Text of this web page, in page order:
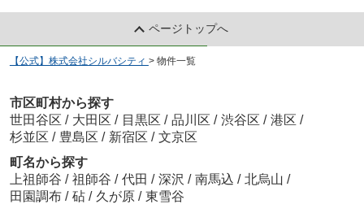
ページトップへ
【公式】株式会社シルバシティ > 物件一覧
市区町村から探す
世田谷区 / 大田区 / 目黒区 / 品川区 / 渋谷区 / 港区 /
杉並区 / 豊島区 / 新宿区 / 文京区
町名から探す
上祖師谷 / 祖師谷 / 代田 / 深沢 / 南馬込 / 北烏山 /
田園調布 / 砧 / 久が原 / 東雪谷